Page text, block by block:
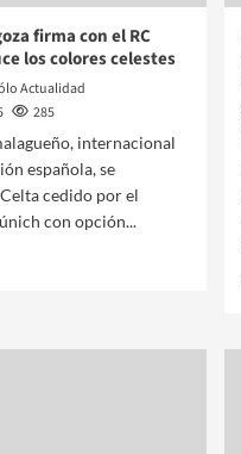
firma con el RC
los colores celestes
Actualidad
285
internacional
española, se
cedido por el
con opción...